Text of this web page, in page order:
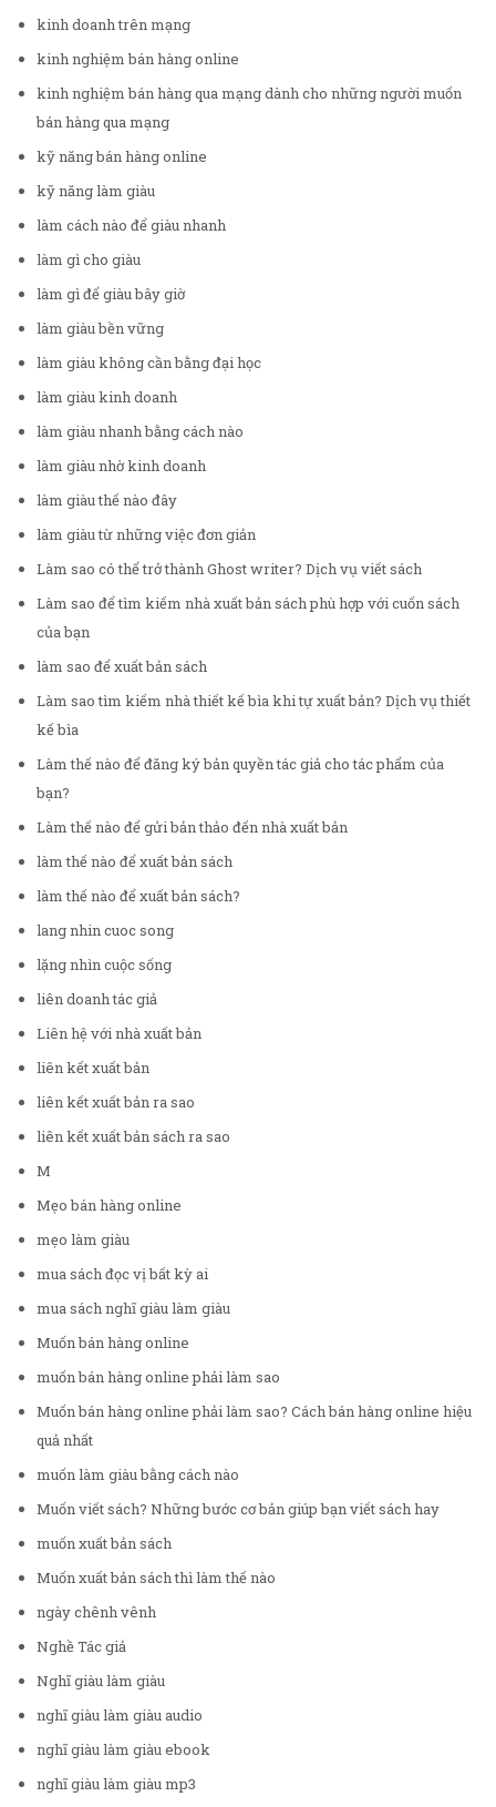
kinh doanh trên mạng
kinh nghiệm bán hàng online
kinh nghiệm bán hàng qua mạng dành cho những người muốn
bán hàng qua mạng
kỹ năng bán hàng online
kỹ năng làm giàu
làm cách nào để giàu nhanh
làm gì cho giàu
làm gì để giàu bây giờ
làm giàu bền vững
làm giàu không cần bằng đại học
làm giàu kinh doanh
làm giàu nhanh bằng cách nào
làm giàu nhờ kinh doanh
làm giàu thế nào đây
làm giàu từ những việc đơn giản
Làm sao có thể trở thành Ghost writer? Dịch vụ viết sách
Làm sao để tìm kiếm nhà xuất bản sách phù hợp với cuốn sách
của bạn
làm sao để xuất bản sách
Làm sao tìm kiếm nhà thiết kế bìa khi tự xuất bản? Dịch vụ thiết
kế bìa
Làm thế nào để đăng ký bản quyền tác giả cho tác phẩm của
bạn?
Làm thế nào để gửi bản thảo đến nhà xuất bản
làm thế nào để xuất bản sách
làm thế nào để xuất bản sách?
lang nhin cuoc song
lặng nhìn cuộc sống
liên doanh tác giả
Liên hệ với nhà xuất bản
liên kết xuất bản
liên kết xuất bản ra sao
liên kết xuất bản sách ra sao
M
Mẹo bán hàng online
mẹo làm giàu
mua sách đọc vị bất kỳ ai
mua sách nghĩ giàu làm giàu
Muốn bán hàng online
muốn bán hàng online phải làm sao
Muốn bán hàng online phải làm sao? Cách bán hàng online hiệu
quả nhất
muốn làm giàu bằng cách nào
Muốn viết sách? Những bước cơ bản giúp bạn viết sách hay
muốn xuất bản sách
Muốn xuất bản sách thì làm thế nào
ngày chênh vênh
Nghề Tác giả
Nghĩ giàu làm giàu
nghĩ giàu làm giàu audio
nghĩ giàu làm giàu ebook
nghĩ giàu làm giàu mp3